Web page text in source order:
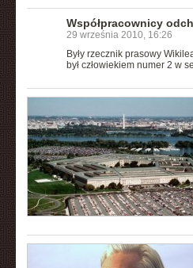
Współpracownicy
29 września 2010, 16:26
Były rzecznik prasowy
był człowiekiem numer 2 w